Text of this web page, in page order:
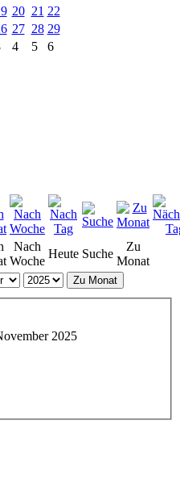
20 21 22
27 28 29
4 5 6
Nach
Woche
Heute Suche
Zu
Monat
Zu Monat
2025